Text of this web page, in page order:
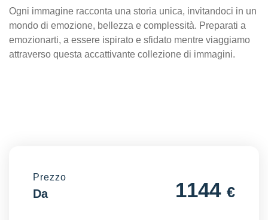
Ogni immagine racconta una storia unica, invitandoci in un
mondo di emozione, bellezza e complessità. Preparati a
emozionarti, a essere ispirato e sfidato mentre viaggiamo
attraverso questa accattivante collezione di immagini.
Prezzo
Da 1144 €